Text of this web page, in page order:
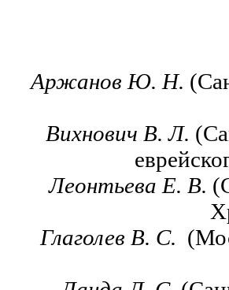
Аржанов Ю. Н.
Вихнович В. Л.
Леонтьева Е. В.
Глаголев В. С.